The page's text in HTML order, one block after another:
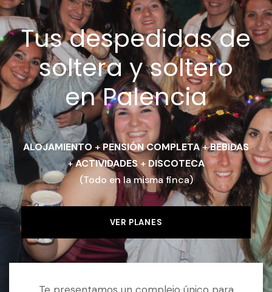
Tus despedidas de
soltera y soltero
en Palencia
ALOJAMIENTO +PENSIÓN COMPLETA+BEBIDAS
+ACTIVIDADES+ DISCOTECA
(Todo en la misma finca)
VER PLANES